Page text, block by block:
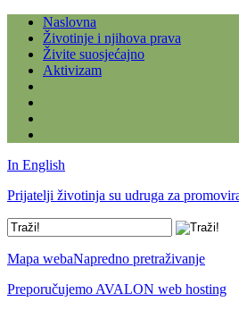
Naslovna
Životinje i njihova prava
Živite suosjećajno
Aktivizam
In English
Prijatelji životinja su udruga za
Mapa webaNapredno pretraživanje
Preporučujemo AVALON web hosting